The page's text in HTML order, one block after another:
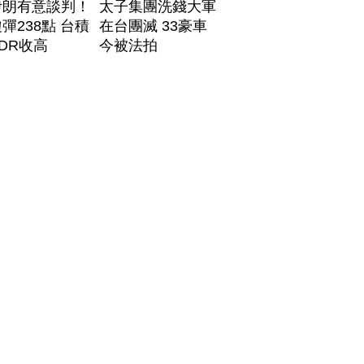
有意談判！
238點 台積
收高
太子集團洗錢大軍
在台團滅 33豪車
今被法拍